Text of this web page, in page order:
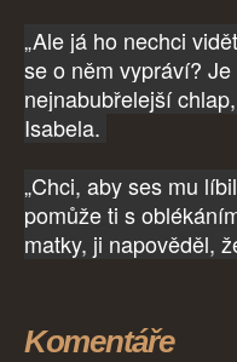
„Ale já ho nechci
se o něm vypráví?
nejnabubřelejší
Isabela.
„Chci, aby ses mu
pomůže ti s
matky, ji napověděl,
Komentáře